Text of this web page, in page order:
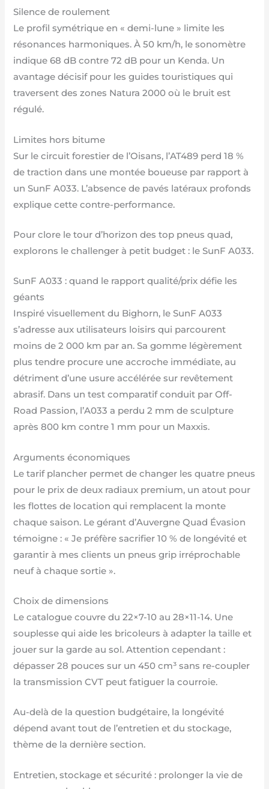
Silence de roulement
Le profil symétrique en « demi-lune » limite les
résonances harmoniques. À 50 km/h, le sonomètre
indique 68 dB contre 72 dB pour un Kenda. Un
avantage décisif pour les guides touristiques qui
traversent des zones Natura 2000 où le bruit est
régulé.
Limites hors bitume
Sur le circuit forestier de l’Oisans, l’AT489 perd 18 %
de traction dans une montée boueuse par rapport à
un SunF A033. L’absence de pavés latéraux profonds
explique cette contre-performance.
Pour clore le tour d’horizon des top pneus quad,
explorons le challenger à petit budget : le SunF A033.
SunF A033 : quand le rapport qualité/prix défie les
géants
Inspiré visuellement du Bighorn, le SunF A033
s’adresse aux utilisateurs loisirs qui parcourent
moins de 2 000 km par an. Sa gomme légèrement
plus tendre procure une accroche immédiate, au
détriment d’une usure accélérée sur revêtement
abrasif. Dans un test comparatif conduit par Off-
Road Passion, l’A033 a perdu 2 mm de sculpture
après 800 km contre 1 mm pour un Maxxis.
Arguments économiques
Le tarif plancher permet de changer les quatre pneus
pour le prix de deux radiaux premium, un atout pour
les flottes de location qui remplacent la monte
chaque saison. Le gérant d’Auvergne Quad Évasion
témoigne : « Je préfère sacrifier 10 % de longévité et
garantir à mes clients un pneus grip irréprochable
neuf à chaque sortie ».
Choix de dimensions
Le catalogue couvre du 22×7-10 au 28×11-14. Une
souplesse qui aide les bricoleurs à adapter la taille et
jouer sur la garde au sol. Attention cependant :
dépasser 28 pouces sur un 450 cm³ sans re-coupler
la transmission CVT peut fatiguer la courroie.
Au-delà de la question budgétaire, la longévité
dépend avant tout de l’entretien et du stockage,
thème de la dernière section.
Entretien, stockage et sécurité : prolonger la vie de